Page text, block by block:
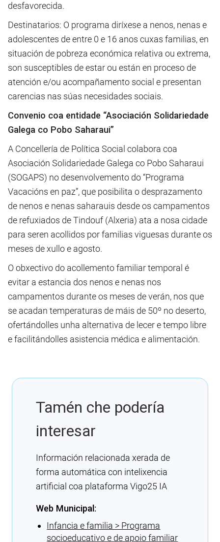
desfavorecida.
Destinatarios: O programa diríxese a nenos, nenas e
adolescentes de entre 0 e 16 anos cuxas familias, en
situación de pobreza económica relativa ou extrema,
son susceptibles de estar ou están en proceso de
atención e/ou acompañamento social e presentan
carencias nas súas necesidades sociais.
Convenio coa entidade “Asociación Solidariedade
Galega co Pobo Saharaui”
A Concellería de Política Social colabora coa
Asociación Solidariedade Galega co Pobo Saharaui
(SOGAPS) no desenvolvemento do “Programa
Vacacións en paz”, que posibilita o desprazamento
de nenos e nenas saharauis desde os campamentos
de refuxiados de Tindouf (Alxeria) ata a nosa cidade
para seren acollidos por familias viguesas durante os
meses de xullo e agosto.
O obxectivo do acollemento familiar temporal é
evitar a estancia dos nenos e nenas nos
campamentos durante os meses de verán, nos que
se acadan temperaturas de máis de 50º no deserto,
ofertándolles unha alternativa de lecer e tempo libre
e facilitándolles asistencia médica e alimentación.
Tamén che podería
interesar
Información relacionada xerada de
forma automática con intelixencia
artificial coa plataforma Vigo25 IA
Web Municipal:
Infancia e familia > Programa
socioeducativo e de apoio familiar